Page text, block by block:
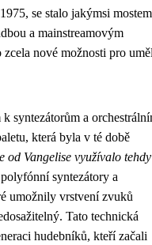
se stalo jakýmsi mostem
a mainstreamovým
nové možnosti pro
syntezátorům a
která byla v té době
Vangelise využívalo tehdy
syntezátory a
umožnily vrstvení zvuků
Tato technická
hudebníků, kteří začali